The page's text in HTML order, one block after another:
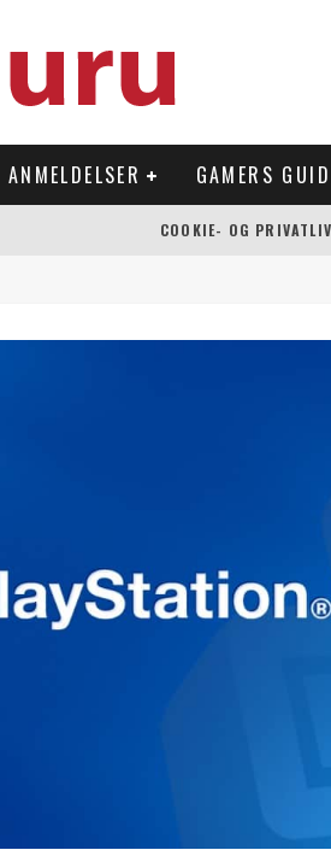
ANMELDELSER GAMERS
COOKIE- OG